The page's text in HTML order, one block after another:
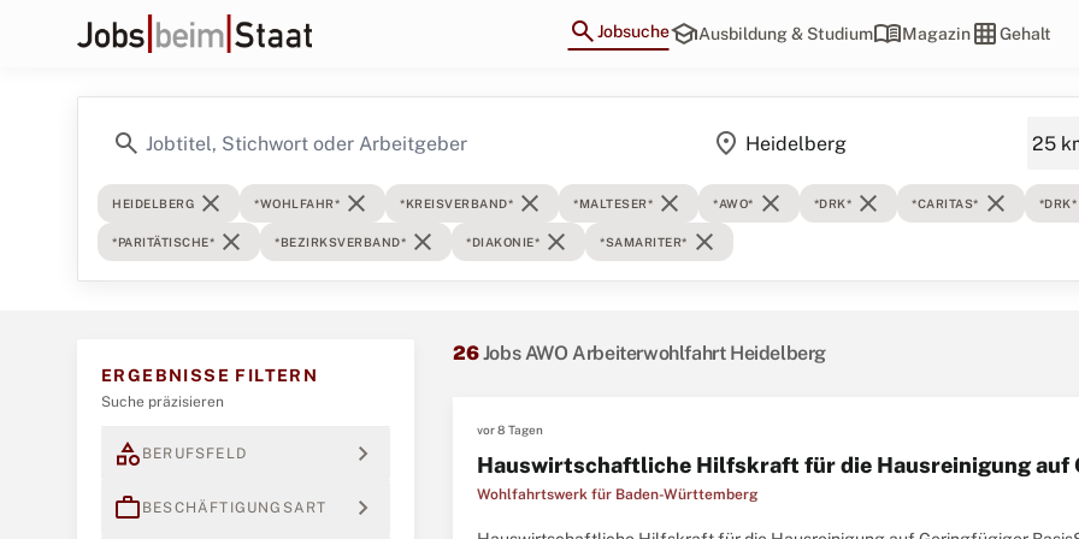
searchJobsucheschoolAusbildung & Studiummenu_bookMagazingrid_onGehalt
search location_on
HEIDELBERG close *WOHLFAHR* close *KREISVERBAND* close *MALTESER* close *AWO* close *DRK* close *CARITAS* close *DRK*
*PARITÄTISCHE* close *BEZIRKSVERBAND* close *DIAKONIE* close *SAMARITER* close
ERGEBNISSE FILTERN
Suche präzisieren
category BERUFSFELD expand_more
work BESCHÄFTIGUNGSART expand_more
26Jobs AWO Arbeiterwohlfahrt Heidelberg
vor 8 Tagen
Hauswirtschaftliche Hilfskraft für die Hausreinigung auf
Wohlfahrtswerk für Baden-Württemberg